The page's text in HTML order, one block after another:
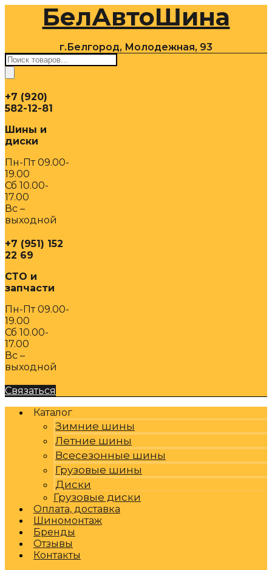
содержимомуБелАвтоШина
г.Белгород, Молодежная, 93
Поиск
товаров
+7 (920)
582-12-81
Шины и
диски
Пн-Пт 09.00-
19.00
Сб 10.00-
17.00
Вс –
выходной
+7 (951) 152
22 69
СТО и
запчасти
Пн-Пт 09.00-
19.00
Сб 10.00-
17.00
Вс –
выходной
Связаться
Каталог
Зимние шины
Летние шины
Всесезонные шины
Грузовые шины
Диски
Грузовые диски
Оплата, доставка
Шиномонтаж
Бренды
Отзывы
Контакты